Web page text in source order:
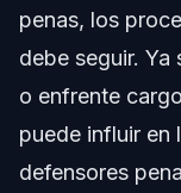
Notas sobre
Cuándo
penas, los
debe seguir. Ya
o enfrente
puede influir en
defensores